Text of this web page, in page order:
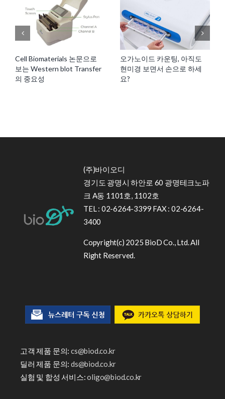
Cell Biomaterials 논문으로
보는 Western blot Transfer
의 중요성
오가노이드 카운팅, 아직도
현미경 보면서 손으로 하세
요?
(주)바이오디
경기도 광명시 하안로 60 광명테크노파
크 A동 1101호, 1102호
TEL : 02-6264-3399 FAX : 02-6264-
3400
Copyright(c) 2025 BioD Co., Ltd. All
Right Reserved.
고객 제품 문의: cs@biod.co.kr
딜러 제품 문의: ds@biod.co.kr
실험 및 합성 서비스:oligo@biod.co.kr